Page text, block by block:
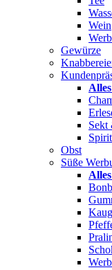
Wein
Gewürze
Sekt
Obst
Süße